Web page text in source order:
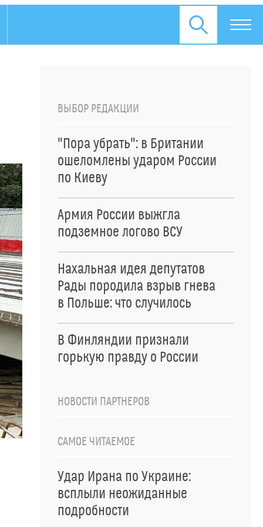
ВЫБОР РЕДАКЦИИ
"Пора убрать": в Британии
ошеломлены ударом России
по Киеву
Армия России выжгла
подземное логово ВСУ
Нахальная идея депутатов
Рады породила взрыв гнева
в Польше: что случилось
В Финляндии признали
горькую правду о России
НОВОСТИ ПАРТНЕРОВ
САМОЕ ЧИТАЕМОЕ
Удар Ирана по Украине:
всплыли неожиданные
подробности